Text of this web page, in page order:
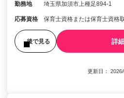
勤務地 埼玉県加須市上種足894-1
応募資格 保育士資格または保育士資格
後で見る 詳
更新日：